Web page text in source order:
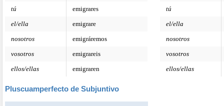
tú
emigrares
el/ella
emigrare
nosotros
emigráremos
vosotros
emigrareis
ellos/ellas
emigraren
tú
el/ella
nosotros
vosotros
ellos/ellas
Pluscuamperfecto de Subjuntivo